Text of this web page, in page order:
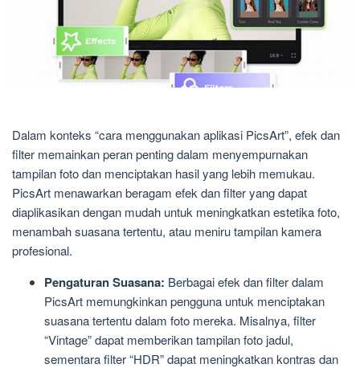
Dalam konteks “cara menggunakan aplikasi PicsArt”, efek dan
filter memainkan peran penting dalam menyempurnakan
tampilan foto dan menciptakan hasil yang lebih memukau.
PicsArt menawarkan beragam efek dan filter yang dapat
diaplikasikan dengan mudah untuk meningkatkan estetika foto,
menambah suasana tertentu, atau meniru tampilan kamera
profesional.
Pengaturan Suasana: Berbagai efek dan filter dalam
PicsArt memungkinkan pengguna untuk menciptakan
suasana tertentu dalam foto mereka. Misalnya, filter
“Vintage” dapat memberikan tampilan foto jadul,
sementara filter “HDR” dapat meningkatkan kontras dan